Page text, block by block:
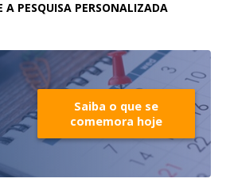
A PESQUISA PERSONALIZADA
Saiba o que se
comemora hoje